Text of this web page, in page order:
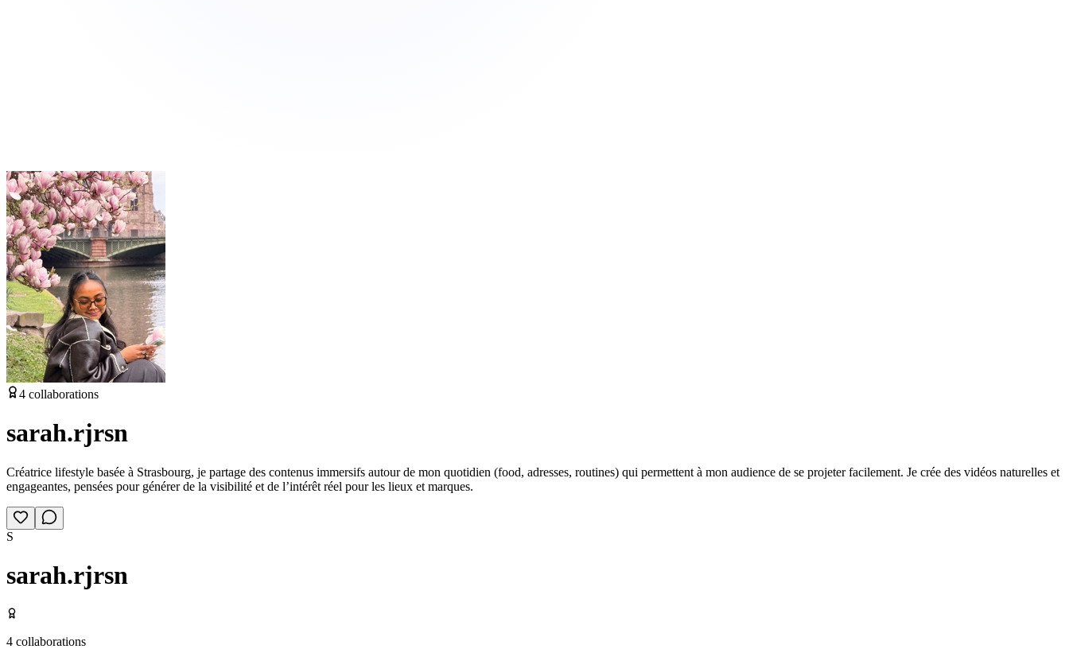
4 collaborations
sarah.rjrsn
Créatrice lifestyle basée à Strasbourg, je partage des contenus immersifs autour de mon quotidien (food, adresses, routines) qui permettent à mon audience de se projeter facilement. Je crée des vidéos naturelles et
engageantes, pensées pour générer de la visibilité et de l’intérêt réel pour les lieux et marques.
S
sarah.rjrsn
4 collaborations